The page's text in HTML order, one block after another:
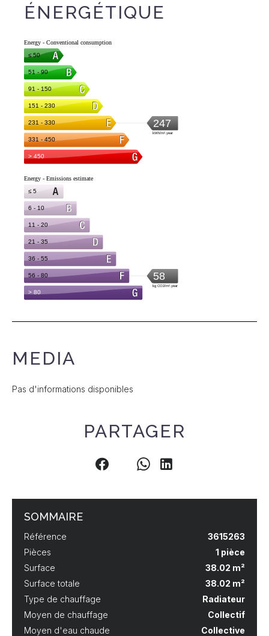
ÉNERGÉTIQUE
MEDIA
Pas d'informations disponibles
PARTAGER
SOMMAIRE
Référence
3615263
Pièces
1 pièce
Surface
38.02 m²
Surface totale
38.02 m²
Type de chauffage
Radiateur
Moyen de chauffage
Collectif
Moyen d'eau chaude
Collective